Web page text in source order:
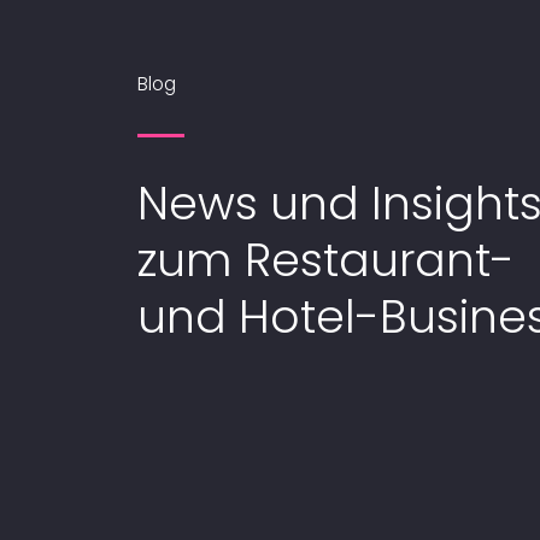
Blog
News und
zum Restaurant-
und Hotel-